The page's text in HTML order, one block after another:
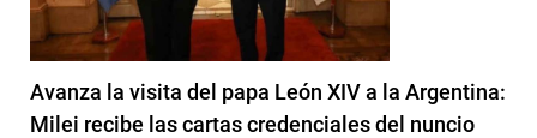
Avanza la visita del papa León XIV a la Argentina:
Milei recibe las cartas credenciales del nuncio